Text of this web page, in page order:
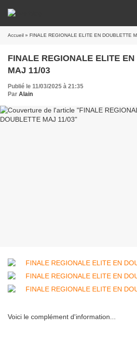
Accueil » FINALE REGIONALE ELITE EN DOUBLETTE
FINALE REGIONALE ELITE
MAJ 11/03
Publié le 11/03/2025 à 21:35
Par Alain
Voici le complément d'information...